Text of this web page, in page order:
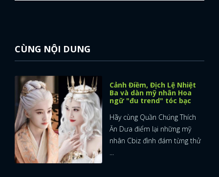
CÙNG NỘI DUNG
Cảnh Điềm, Địch Lệ Nhiệt
Ba và dàn mỹ nhân Hoa
ngữ "đu trend" tóc bạc
Hãy cùng Quần Chúng Thích
Ăn Dưa điểm lại những mỹ
nhân Cbiz đình đám từng thử